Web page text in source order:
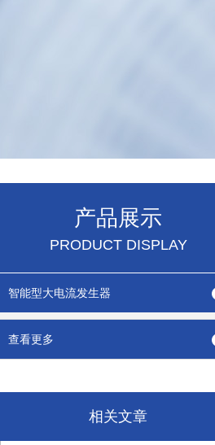
产品展示
PRODUCT DISPLAY
智能型大电流发生器
查看更多
相关文章